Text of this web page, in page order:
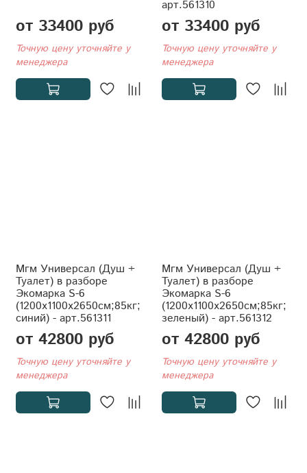
от 33400 руб
Точную цену уточняйте у
менеджера
арт.561310
от 33400 руб
Точную цену уточняйте у
менеджера
Мгм Универсал (Душ +
Туалет) в разборе
Экомарка S-6
(1200x1100x2650см;85кг;
синий) - арт.561311
от 42800 руб
Точную цену уточняйте у
менеджера
Мгм Универсал (Душ +
Туалет) в разборе
Экомарка S-6
(1200x1100x2650см;85кг;
зеленый) - арт.561312
от 42800 руб
Точную цену уточняйте у
менеджера